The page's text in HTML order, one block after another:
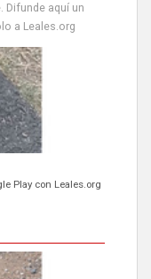
Difunde aquí un
a Leales.org
Play con Leales.org